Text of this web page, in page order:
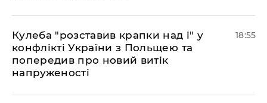
Кулеба "розставив крапки над і" у
конфлікті України з Польщею та
попередив про новий витік
напруженості
18:55